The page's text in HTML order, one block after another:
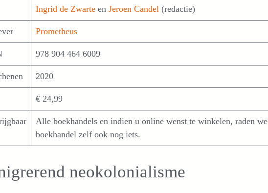
Ingrid de Zwarte en Jeroen Candel (redactie)
Prometheus
978 904 464 6009
2020
€ 24,99
Alle boekhandels en indien u online wenst te winkelen, raden we
boekhandel zelf ook nog iets.
neokolonialisme